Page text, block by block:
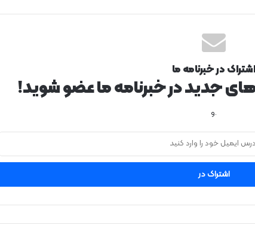
در خبرنامه ما
جدید در خبرنامه ما عضو شوید!
.و